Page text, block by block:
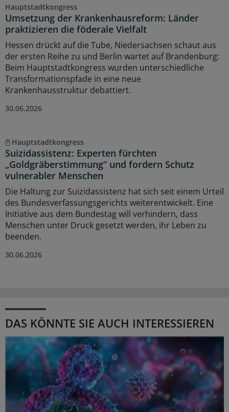
Hauptstadtkongress
Umsetzung der Krankenhausreform: Länder
praktizieren die föderale Vielfalt
Hessen drückt auf die Tube, Niedersachsen schaut aus
der ersten Reihe zu und Berlin wartet auf Brandenburg:
Beim Hauptstadtkongress wurden unterschiedliche
Transformationspfade in eine neue
Krankenhausstruktur debattiert.
30.06.2026
Hauptstadtkongress
Suizidassistenz: Experten fürchten
„Goldgräberstimmung“ und fordern Schutz
vulnerabler Menschen
Die Haltung zur Suizidassistenz hat sich seit einem Urteil
des Bundesverfassungsgerichts weiterentwickelt. Eine
Initiative aus dem Bundestag will verhindern, dass
Menschen unter Druck gesetzt werden, ihr Leben zu
beenden.
30.06.2026
DAS KÖNNTE SIE AUCH INTERESSIEREN